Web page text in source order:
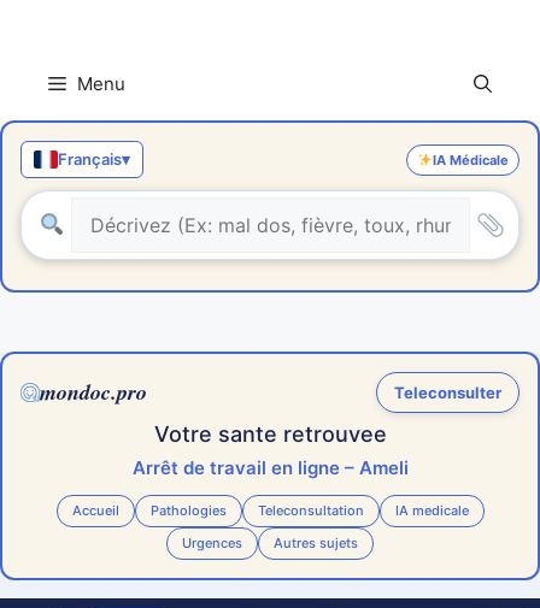
contenu Menu
Français▾ IA Médicale
mondoc.pro Teleconsulter
Votre sante retrouvee
Arrêt de travail en ligne – Ameli
Accueil Pathologies Teleconsultation
IA medicale
Urgences
Autres sujets